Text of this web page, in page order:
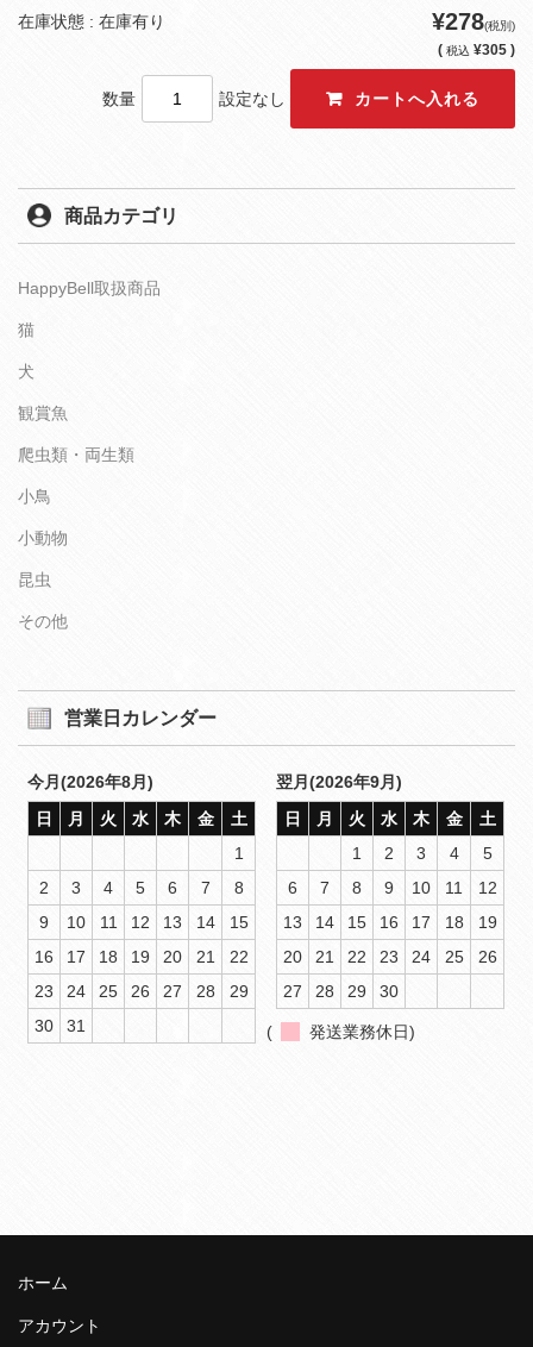
在庫状態 : 在庫有り ¥278(税別)
( 税込 ¥305 )
数量 設定なし
商品カテゴリ
HappyBell取扱商品
猫
犬
観賞魚
爬虫類・両生類
小鳥
小動物
昆虫
その他
営業日カレンダー
今月(2026年8月)
日
月 火 水 木 金
土
1
2
3 4 5 6 7
8
9
10 11 12 13 14
15
16
17 18 19 20 21
22
23
24 25 26 27 28
29
30
31
翌月(2026年9月)
日
月 火 水 木 金
土
1
2 3 4
5
6
7 8 9 10 11
12
13
14 15 16 17 18
19
20
21 22 23 24 25
26
27
28 29 30
( 発送業務休日)
ホーム
アカウント